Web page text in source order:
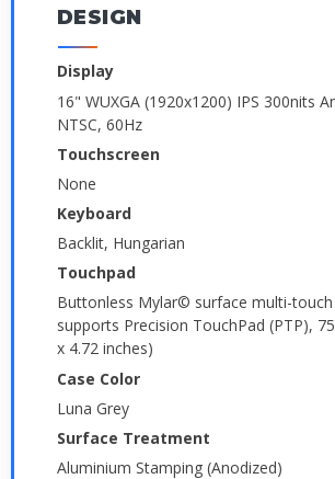
DESIGN
Display
16" WUXGA (1920x1200) IPS 300nits
NTSC, 60Hz
Touchscreen
None
Keyboard
Backlit, Hungarian
Touchpad
Buttonless Mylar© surface multi-
supports Precision TouchPad (PTP),
x 4.72 inches)
Case Color
Luna Grey
Surface Treatment
Aluminium Stamping (Anodized)